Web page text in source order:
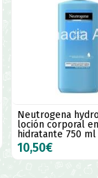
Neutrogena
loción corporal
hidratante 750 ml
10,50€